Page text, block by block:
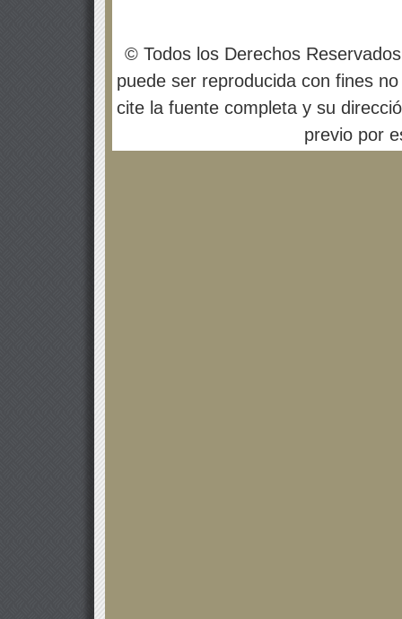
© Todos los Derechos
puede ser reproducida con fines
cite la fuente completa y su
previo por